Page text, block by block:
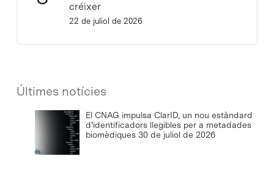
créixer
22 de juliol de 2026
Últimes notícies
El CNAG impulsa ClarID, un nou estàndard
d’identificadors llegibles per a metadades
biomèdiques 30 de juliol de 2026